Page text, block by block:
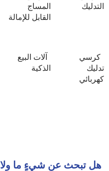
التدليك
المساج
القابل للإمالة
كرسي
تدليك
كهربائي
آلات البيع
الذكية
هل تبحث عن شيءٍ ما ولا